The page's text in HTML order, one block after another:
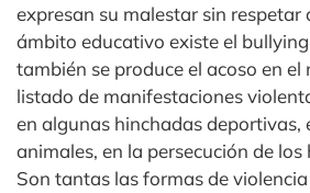
expresan su malestar sin respetar
ámbito educativo existe el
también se produce el acoso en el
listado de manifestaciones
en algunas hinchadas deportivas,
animales, en la persecución de los
Son tantas las formas de